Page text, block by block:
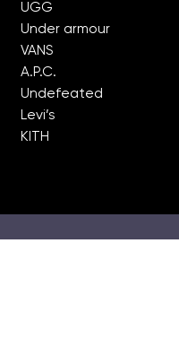
UGG
Under armour
VANS
A.P.C.
Undefeated
Levi’s
KITH